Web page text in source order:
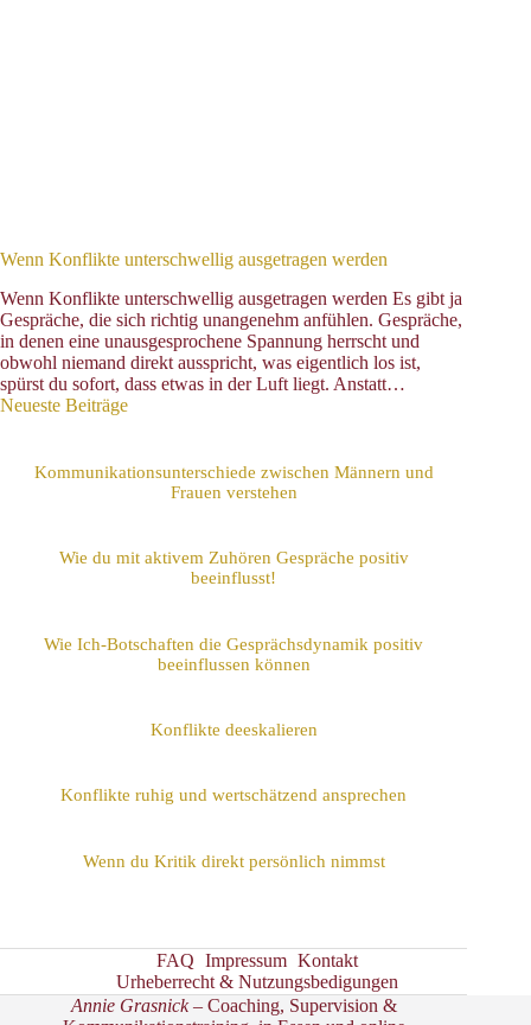
Wenn Konflikte unterschwellig ausgetragen werden
Wenn Konflikte unterschwellig ausgetragen werden Es gibt ja
Gespräche, die sich richtig unangenehm anfühlen. Gespräche,
in denen eine unausgesprochene Spannung herrscht und
obwohl niemand direkt ausspricht, was eigentlich los ist,
spürst du sofort, dass etwas in der Luft liegt. Anstatt…
Neueste Beiträge
Kommunikationsunterschiede zwischen Männern und
Frauen verstehen
Wie du mit aktivem Zuhören Gespräche positiv
beeinflusst!
Wie Ich-Botschaften die Gesprächsdynamik positiv
beeinflussen können
Konflikte deeskalieren
Konflikte ruhig und wertschätzend ansprechen
Wenn du Kritik direkt persönlich nimmst
FAQ Impressum Kontakt
Urheberrecht & Nutzungsbedigungen
Annie Grasnick– Coaching, Supervision &